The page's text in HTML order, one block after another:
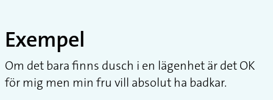
Exempel
Om det bara finns dusch i en lägenhet är det OK
för mig men min fru vill absolut ha badkar.